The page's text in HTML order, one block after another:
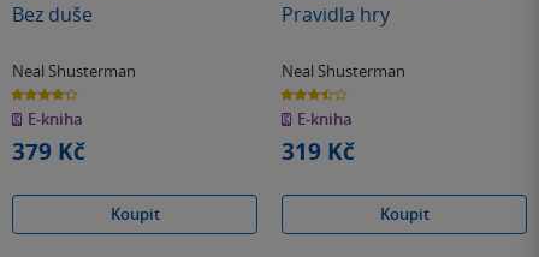
Bez duše
Neal Shusterman
4.3
z
5
hvězdiček
E-kniha
379 Kč
Koupit
Pravidla hry
Neal Shusterman
3.5
z
5
hvězdiček
E-kniha
319 Kč
Koupit